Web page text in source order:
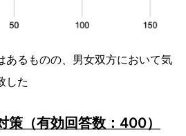
あるものの、男女双方において気
した
策（有効回答数：400）